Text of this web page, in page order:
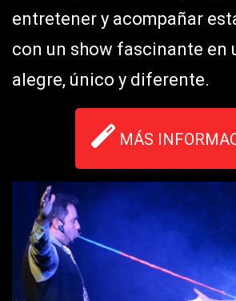
entretener y acompañar
con un show fascinante en
alegre, único y diferente.
MÁS